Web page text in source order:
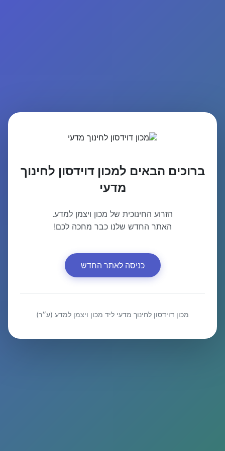
ברוכים הבאים למכון דוידסון לחינוך
מדעי
הזרוע החינוכית של מכון ויצמן למדע.
האתר החדש שלנו כבר מחכה לכם!
כניסה לאתר החדש
מכון דוידסון לחינוך מדעי ליד מכון ויצמן למדע (ע״ר)